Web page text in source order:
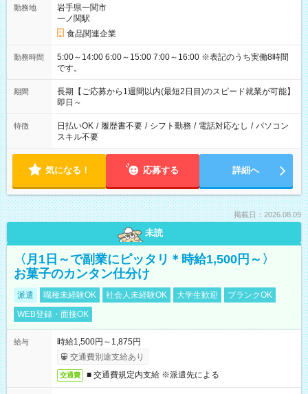
勤務地
岩手県一関市
一ノ関駅
食品関連企業
勤務時間
5:00～14:00 6:00～15:00 7:00～16:00 ※表記のうち実働8時間
です。
期間
長期【ご応募から1週間以内(最短2日目)のスピード就業が可能】
即日～
特徴 日払いOK / 履歴書不要 / シフト勤務 / 電話対応なし / パソコン
スキル不要
気になる！ 応募する 詳細へ
掲載日：2026.08.09
未読
〈月1日～で副業にピッタリ＊時給1,500円～〉
お菓子のカンタン仕分け
派遣 職種未経験OK 社会人未経験OK 大学生歓迎
ブランクOK
WEB登録・面接OK
給与
時給1,500円～1,875円
交通費別途支給あり
交通費 ■ 交通費規定内支給 ※派遣先による